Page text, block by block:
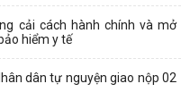
cải cách hành chính và mở
hiểm y tế
dân tự nguyện giao nộp 02